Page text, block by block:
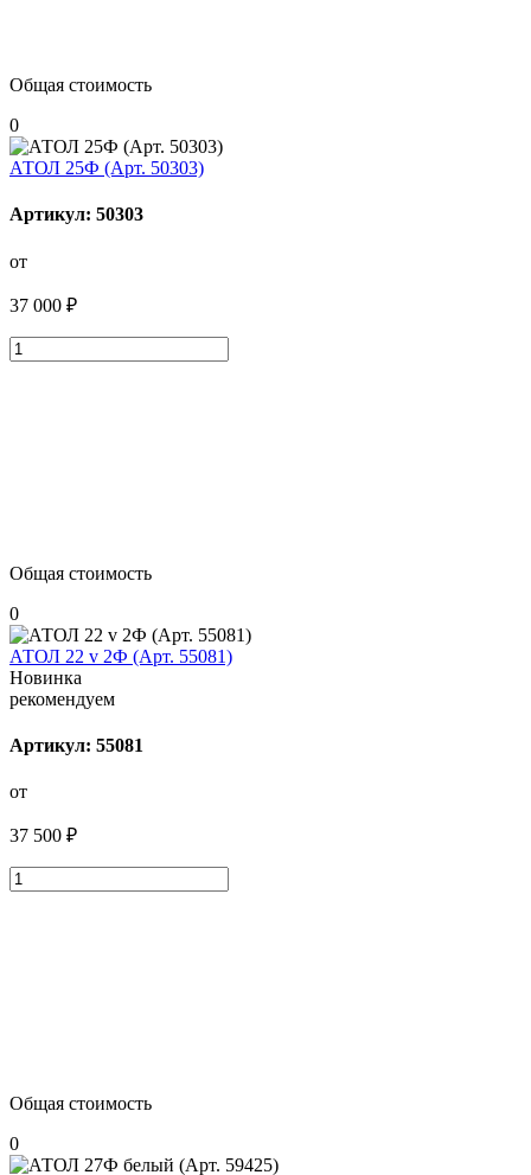
Общая стоимость
0
АТОЛ 25Ф (Арт. 50303)
Артикул: 50303
от
37 000 ₽
Общая стоимость
0
АТОЛ 22 v 2Ф (Арт. 55081)
Новинка
рекомендуем
Артикул: 55081
от
37 500 ₽
Общая стоимость
0